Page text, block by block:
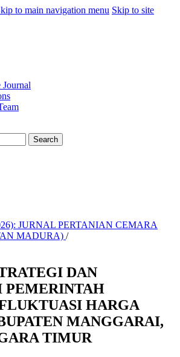
to main navigation menu Skip to site
Journal
Search
JURNAL PERTANIAN CEMARA
MADURA) /
DAN
PEMERINTAH
HARGA
MANGGARAI,
TIMUR